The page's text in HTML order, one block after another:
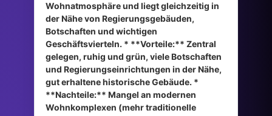
Wohnatmosphäre und liegt gleichzeitig in
der Nähe von Regierungsgebäuden,
Botschaften und wichtigen
Geschäftsvierteln. * **Vorteile:** Zentral
gelegen, ruhig und grün, viele Botschaften
und Regierungseinrichtungen in der Nähe,
gut erhaltene historische Gebäude. *
**Nachteile:** Mangel an modernen
Wohnkomplexen (mehr traditionelle